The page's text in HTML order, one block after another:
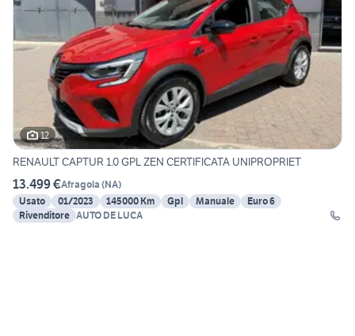
12
RENAULT CAPTUR 1.0 GPL ZEN CERTIFICATA UNIPROPRIET
13.499 €Afragola (NA)
Usato
01/2023 145000 Km Gpl Manuale
Euro 6
Rivenditore AUTO DE LUCA